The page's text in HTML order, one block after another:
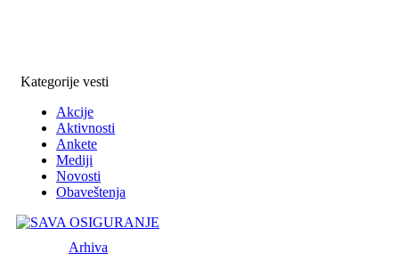
Kategorije vesti
Akcije
Aktivnosti
Ankete
Mediji
Novosti
Obaveštenja
Arhiva